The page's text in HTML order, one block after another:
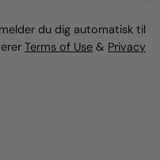
du dig automatisk til
Terms of Use & Privacy